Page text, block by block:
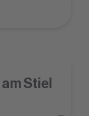
Stiel